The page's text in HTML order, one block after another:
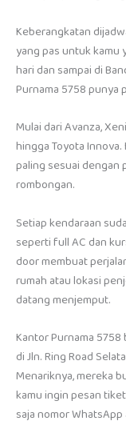
Keberangkatan
yang pas untuk kamu
hari dan sampai di
Purnama 5758 punya
Mulai dari Avanza,
hingga Toyota
paling sesuai dengan
rombongan.
Setiap kendaraan
seperti full AC dan
door membuat
rumah atau lokasi
datang menjemput.
Kantor Purnama
di Jln. Ring Road
Menariknya, mereka
kamu ingin pesan
saja nomor